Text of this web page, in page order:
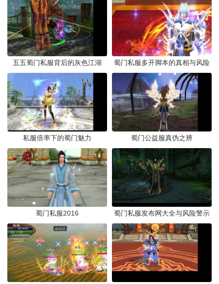
五五蜀门私服背后的灰色江湖 蜀门私服多开脚本的真相与风险
私服倍率下的蜀门魅力 蜀门公益服真伪之辨
蜀门私服2016 蜀门私服发布网大全与风险警示